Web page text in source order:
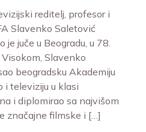
reditelj, profesor i
Slavenko Saletović
juče u Beogradu, u 78.
Slavenko
beogradsku Akademiju
i televiziju u klasi
i diplomirao sa najvišom
značajne filmske i […]